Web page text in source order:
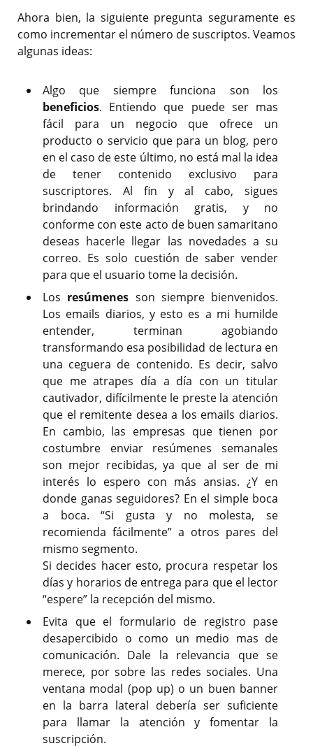
Ahora bien, la siguiente pregunta seguramente es
como incrementar el número de suscriptos. Veamos
algunas ideas:
Algo que siempre funciona son los
beneficios. Entiendo que puede ser mas
fácil para un negocio que ofrece un
producto o servicio que para un blog, pero
en el caso de este último, no está mal la idea
de tener contenido exclusivo para
suscriptores. Al fin y al cabo, sigues
brindando información gratis, y no
conforme con este acto de buen samaritano
deseas hacerle llegar las novedades a su
correo. Es solo cuestión de saber vender
para que el usuario tome la decisión.
Los resúmenes son siempre bienvenidos.
Los emails diarios, y esto es a mi humilde
entender, terminan agobiando
transformando esa posibilidad de lectura en
una ceguera de contenido. Es decir, salvo
que me atrapes día a día con un titular
cautivador, difícilmente le preste la atención
que el remitente desea a los emails diarios.
En cambio, las empresas que tienen por
costumbre enviar resúmenes semanales
son mejor recibidas, ya que al ser de mi
interés lo espero con más ansias. ¿Y en
donde ganas seguidores? En el simple boca
a boca. “Si gusta y no molesta, se
recomienda fácilmente” a otros pares del
mismo segmento.
Si decides hacer esto, procura respetar los
días y horarios de entrega para que el lector
“espere” la recepción del mismo.
Evita que el formulario de registro pase
desapercibido o como un medio mas de
comunicación. Dale la relevancia que se
merece, por sobre las redes sociales. Una
ventana modal (pop up) o un buen banner
en la barra lateral debería ser suficiente
para llamar la atención y fomentar la
suscripción.